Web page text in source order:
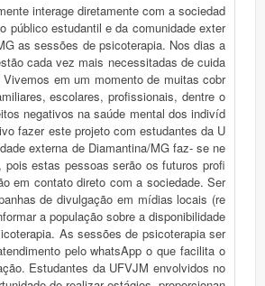
interage diretamente com a sociedad
público estudantil e da comunidade exter
as sessões de psicoterapia. Nos dias a
cada vez mais necessitadas de cuida
em um momento de muitas cobr
escolares, profissionais, dentre o
negativos na saúde mental dos indivíd
fazer este projeto com estudantes da U
externa de Diamantina/MG faz- se ne
pois estas pessoas serão os futuros profi
em contato direto com a sociedade. Ser
de divulgação em mídias locais (re
a população sobre a disponibilidade
As sessões de psicoterapia ser
pelo whatsApp o que facilita o
Estudantes da UFVJM envolvidos no